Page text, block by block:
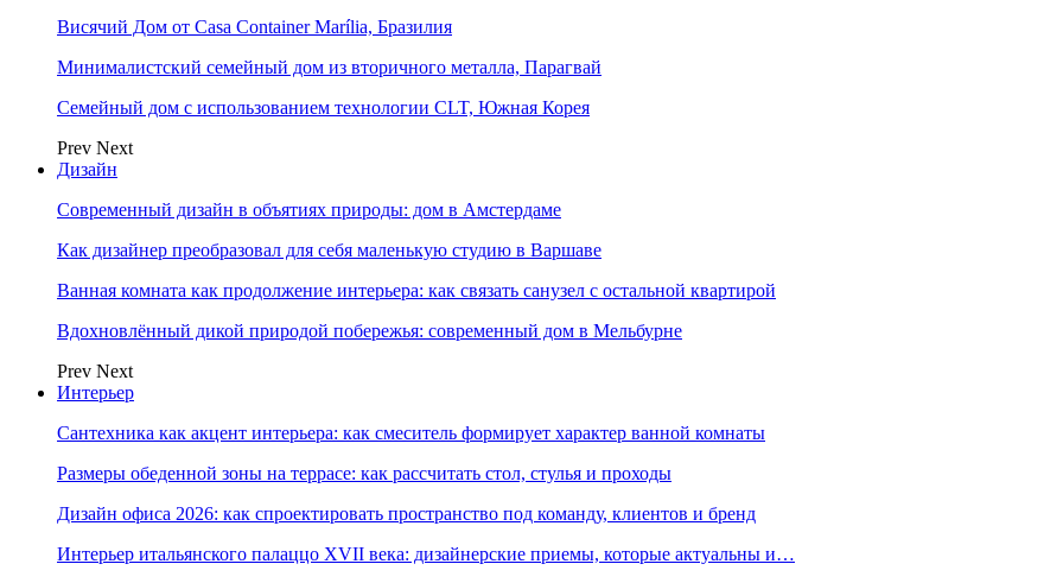
Висячий Дом от Casa Container Marília, Бразилия
Минималистский семейный дом из вторичного металла, Парагвай
Семейный дом с использованием технологии CLT, Южная Корея
Prev Next
Дизайн
Современный дизайн в объятиях природы: дом в Амстердаме
Как дизайнер преобразовал для себя маленькую студию в Варшаве
Ванная комната как продолжение интерьера: как связать санузел с остальной квартирой
Вдохновлённый дикой природой побережья: современный дом в Мельбурне
Prev Next
Интерьер
Сантехника как акцент интерьера: как смеситель формирует характер ванной комнаты
Размеры обеденной зоны на террасе: как рассчитать стол, стулья и проходы
Дизайн офиса 2026: как спроектировать пространство под команду, клиентов и бренд
Интерьер итальянского палаццо XVII века: дизайнерские приемы, которые актуальны и…